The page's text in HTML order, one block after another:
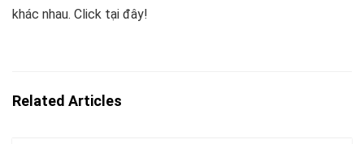
khác nhau. Click tại đây!
Related Articles